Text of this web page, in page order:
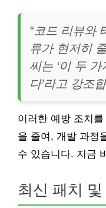
“코드 리뷰와
류가 현저히
씨는 ‘이 두
다’라고 강조
이러한 예방 조치
을 줄여, 개발 과정
수 있습니다. 지금
최신 패치